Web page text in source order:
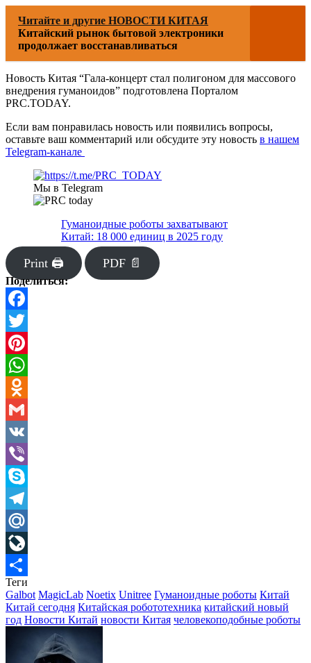
Читайте и другие НОВОСТИ КИТАЯ
Китайский рынок бытовой электроники
продолжает восстанавливаться
Новость Китая “Гала-концерт стал полигоном для массового
внедрения гуманоидов” подготовлена Порталом
PRC.TODAY.
Если вам понравилась новость или появились вопросы,
оставьте ваш комментарий или обсудите эту новость в нашем
Telegram-канале
Мы в Telegram
Гуманоидные роботы захватывают
Китай: 18 000 единиц в 2025 году
Print 🖨 PDF 📄
Поделиться:
Facebook
Twitter
Pinterest
WhatsApp
Odnoklassniki
Gmail
VK
Viber
Skype
Telegram
Mail.Ru
LiveJournal
Отправить
Теги
Galbot MagicLab Noetix Unitree Гуманоидные роботы Китай
Китай сегодня Китайская робототехника китайский новый
год Новости Китай новости Китая человекоподобные роботы